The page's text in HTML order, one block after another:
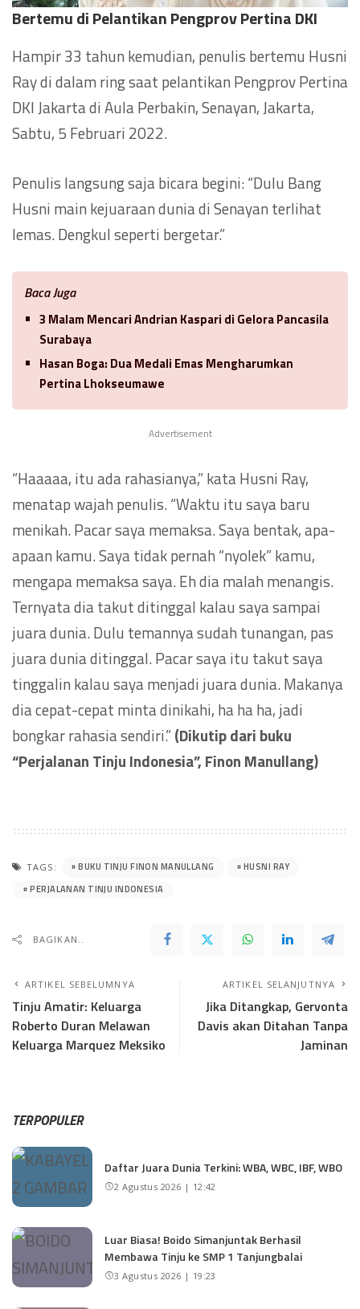
Bertemu di Pelantikan Pengprov Pertina DKI
Hampir 33 tahun kemudian, penulis bertemu Husni
Ray di dalam ring saat pelantikan Pengprov Pertina
DKI Jakarta di Aula Perbakin, Senayan, Jakarta,
Sabtu, 5 Februari 2022.
Penulis langsung saja bicara begini: “Dulu Bang
Husni main kejuaraan dunia di Senayan terlihat
lemas. Dengkul seperti bergetar.”
Baca Juga
3 Malam Mencari Andrian Kaspari di Gelora Pancasila
Surabaya
Hasan Boga: Dua Medali Emas Mengharumkan
Pertina Lhokseumawe
Advertisement
“Haaaaa, itu ada rahasianya,” kata Husni Ray,
menatap wajah penulis. “Waktu itu saya baru
menikah. Pacar saya memaksa. Saya bentak, apa-
apaan kamu. Saya tidak pernah “nyolek” kamu,
mengapa memaksa saya. Eh dia malah menangis.
Ternyata dia takut ditinggal kalau saya sampai
juara dunia. Dulu temannya sudah tunangan, pas
juara dunia ditinggal. Pacar saya itu takut saya
tinggalin kalau saya menjadi juara dunia. Makanya
dia cepat-cepat minta dinikahi, ha ha ha, jadi
bongkar rahasia sendiri.”(Dikutip dari buku
“Perjalanan Tinju Indonesia”, Finon Manullang)
TAGS: BUKU TINJU FINON MANULLANG
HUSNI RAY
PERJALANAN TINJU INDONESIA
BAGIKAN..
ARTIKEL SEBELUMNYA
Tinju Amatir: Keluarga
Roberto Duran Melawan
Keluarga Marquez Meksiko
ARTIKEL SELANJUTNYA
Jika Ditangkap, Gervonta
Davis akan Ditahan Tanpa
Jaminan
TERPOPULER
Daftar Juara Dunia Terkini: WBA, WBC, IBF, WBO
2 Agustus 2026 | 12:42
Luar Biasa! Boido Simanjuntak Berhasil
Membawa Tinju ke SMP 1 Tanjungbalai
3 Agustus 2026 | 19:23